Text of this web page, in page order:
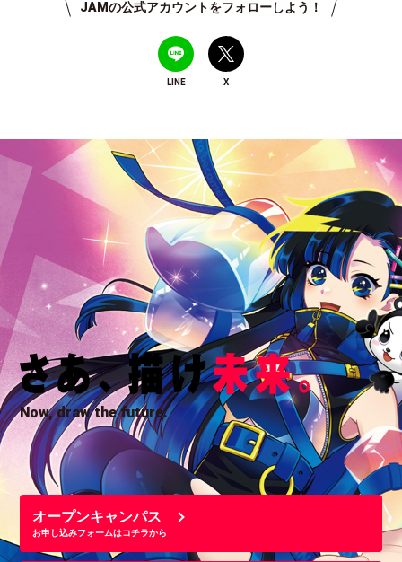
JAMの公式アカウントをフォローしよう！
LINE X
Now, draw the future.
オープンキャンパス
お申し込みフォームはコチラから